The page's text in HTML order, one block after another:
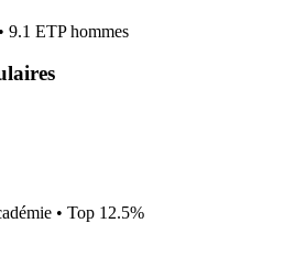
9.1 ETP hommes
• Top 12.5%